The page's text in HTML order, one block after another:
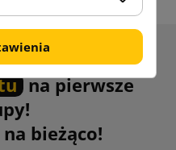
i promocjach.
na pierwsze
bieżąco!